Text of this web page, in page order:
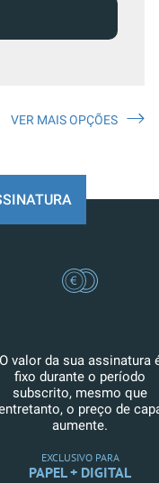
VER MAIS OPÇÕES
O valor da sua assinatura
fixo durante o período
subscrito, mesmo que
o preço de
aumente.
EXCLUSIVO PARA
PAPEL + DIGITAL